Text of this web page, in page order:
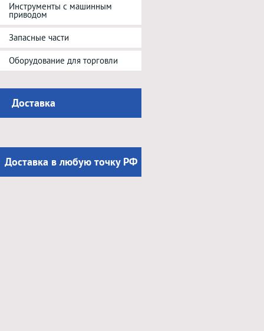
Инструменты с машинным
приводом
Запасные части
Оборудование для торговли
Доставка
Доставка в любую точку РФ